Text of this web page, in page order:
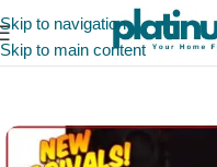
Skip to navigation
Skip to main content
Beranda/Mimbar Masjid